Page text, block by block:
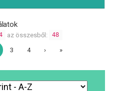
az összesből: 48
3 4 › »